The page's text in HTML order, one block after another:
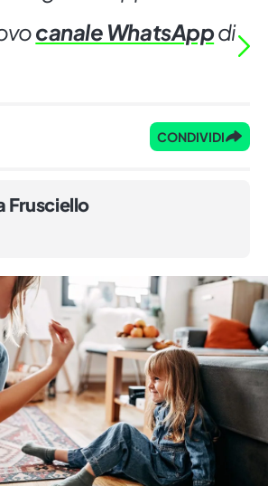
canale WhatsAppdi
CONDIVIDI
Frusciello